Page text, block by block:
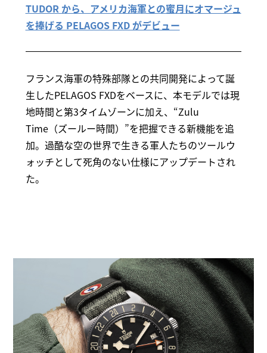
TUDOR から、アメリカ海軍との蜜月にオマージュ
を捧げる PELAGOS FXD がデビュー
フランス海軍の特殊部隊との共同開発によって誕
生したPELAGOS FXDをベースに、本モデルでは現
地時間と第3タイムゾーンに加え、“Zulu
Time（ズールー時間）”を把握できる新機能を追
加。過酷な空の世界で生きる軍人たちのツールウ
ォッチとして死角のない仕様にアップデートされ
た。